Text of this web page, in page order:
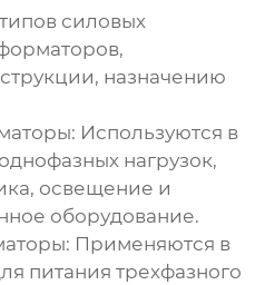
силовых
,
назначению
Используются в
нагрузок,
освещение и
оборудование.
Применяются в
питания трехфазного